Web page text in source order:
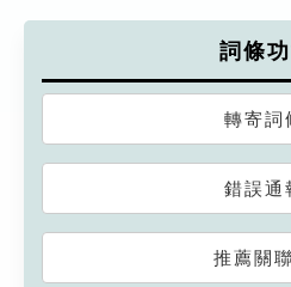
詞條
轉寄詞
錯誤通
推薦關